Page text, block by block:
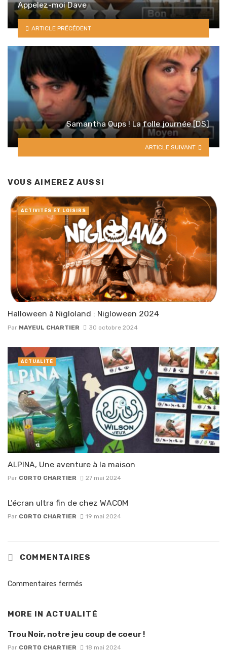
Appelez-moi Dave
ARTICLE PRÉCÉDENT
Samantha Oups ! La folle journée [DS]
ARTICLE SUIVANT
VOUS AIMEREZ AUSSI
Halloween à Nigloland : Nigloween 2024
Par MAYEUL CHARTIER 30 octobre 2024
ACTIVITÉS ET LOISIRS
ALPINA, Une aventure à la maison
Par CORTO CHARTIER 27 mai 2024
ACTUALITÉ
L’écran ultra fin de chez WACOM
Par CORTO CHARTIER 19 mai 2024
COMMENTAIRES
Commentaires fermés
MORE IN ACTUALITÉ
Trou Noir, notre jeu coup de coeur !
Par CORTO CHARTIER 18 mai 2024